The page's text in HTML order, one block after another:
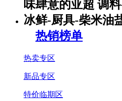
热销榜单
热卖专区
新品专区
特价临期区